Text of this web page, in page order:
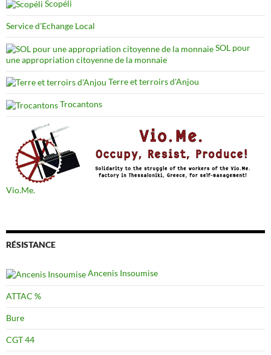
Scopéli
Service d'Echange Local
SOL pour
une appropriation citoyenne de la monnaie
Terre et terroirs d'Anjou
Trocantons
Vio.Me.
RÉSISTANCE
Ancenis Insoumise
ATTAC %
Bure
CGT 44